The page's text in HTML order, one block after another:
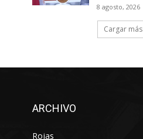
8 agosto, 2026
Cargar más
ARCHIVO
Rojas